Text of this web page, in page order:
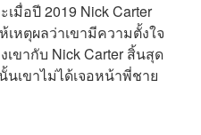
มื่อปี 2019 Nick Carter
เหตุผลว่าเขามีความตั้งใจ
ขากับ Nick Carter สิ้นสุด
เขาไม่ได้เจอหน้าพี่ชาย